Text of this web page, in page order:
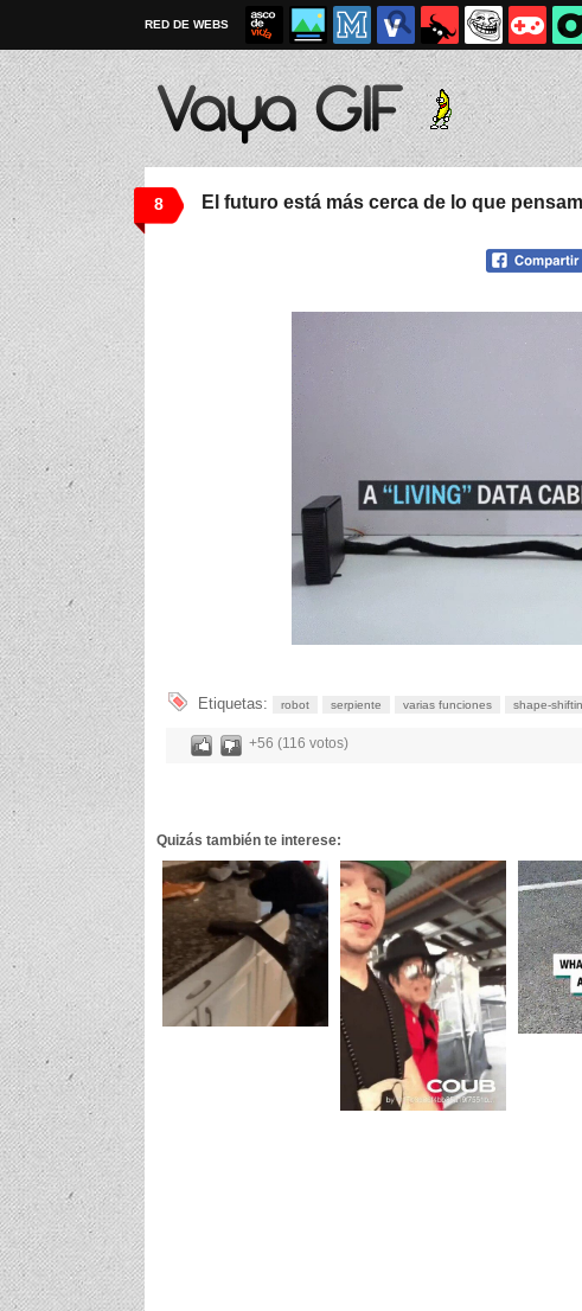
RED DE WEBS
8 El futuro está más cerca de lo que
Etiquetas: robot serpiente varias funciones shape-
+56 (116 votos)
Quizás también te interese: